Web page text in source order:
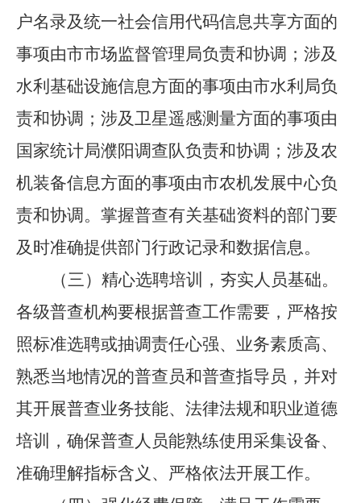
户名录及统一社会信用代码信息共享方面的
事项由市市场监督管理局负责和协调；涉及
水利基础设施信息方面的事项由市水利局负
责和协调；涉及卫星遥感测量方面的事项由
国家统计局濮阳调查队负责和协调；涉及农
机装备信息方面的事项由市农机发展中心负
责和协调。掌握普查有关基础资料的部门要
及时准确提供部门行政记录和数据信息。
（三）精心选聘培训，夯实人员基础。
各级普查机构要根据普查工作需要，严格按
照标准选聘或抽调责任心强、业务素质高、
熟悉当地情况的普查员和普查指导员，并对
其开展普查业务技能、法律法规和职业道德
培训，确保普查人员能熟练使用采集设备、
准确理解指标含义、严格依法开展工作。